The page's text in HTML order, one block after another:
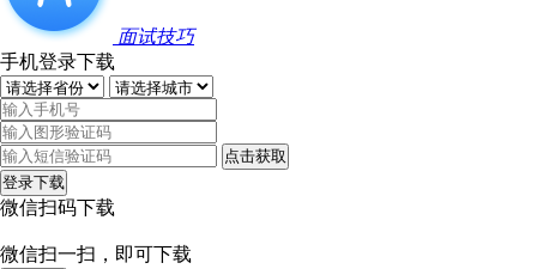
面试技巧
手机登录下载
点击获取
登录下载
微信扫码下载
微信扫一扫，即可下载